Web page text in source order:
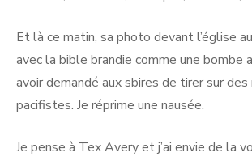
Et là ce matin, sa photo devant l’église
avec la bible brandie comme une bombe
avoir demandé aux sbires de tirer sur
pacifistes. Je réprime une nausée.
Je pense à Tex Avery et j’ai envie de la